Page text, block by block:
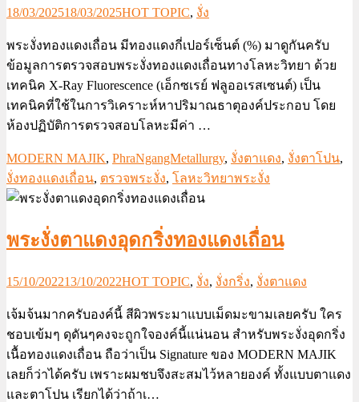
18/03/202518/03/2025HOT TOPIC, งั่ง
พระงั่งทองแดงเถื่อน มีทองแดงกี่เปอร์เซ็นต์ (%) มาดูกันครับ
ข้อมูลการตรวจสอบพระงั่งทองแดงเถื่อนทางโลหะวิทยา ด้วย
เทคนิค X-Ray Fluorescence (เอ็กซเรย์ ฟลูออเรสเซนต์) เป็น
เทคนิคที่ใช้ในการวิเคราะห์หาปริมาณธาตุองค์ประกอบ โดย
ห้องปฏิบัติการตรวจสอบโลหะมีค่า …
MODERN MAJIK, PhraNgangMetallurgy, งั่งตาแดง, งั่งตาโปน,
งั่งทองแดงเถื่อน, ตรวจพระงั่ง, โลหะวิทยาพระงั่ง
พระงั่งตาแดงอุดกริ่งทองแดงเถื่อน
15/10/202213/10/2022HOT TOPIC, งั่ง, งั่งกริ่ง, งั่งตาแดง
เจ้มจ้นมากครับองค์นี้ สีผิวพระมาแบบเม็ดมะขามเลยครับ ใคร
ชอบเข้มๆ ดุดันๆคงจะถูกใจองค์นี้แน่นอน สำหรับพระงั่งอุดกริ่ง
เนื้อทองแดงเถื่อน ถือว่าเป็น Signature ของ MODERN MAJIK
เลยก็ว่าได้ครับ เพราะผมชบจึงสะสมไว้หลายองค์ ทั้งแบบตาแดง
และตาโปน เรียกได้ว่าถ้าเ…